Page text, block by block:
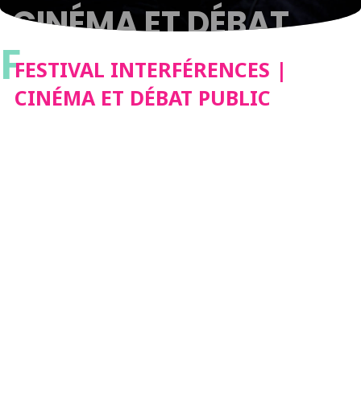
CINÉMA ET DÉBAT
PUBLIC
FFESTIVAL INTERFÉRENCES |
CINÉMA ET DÉBAT PUBLIC